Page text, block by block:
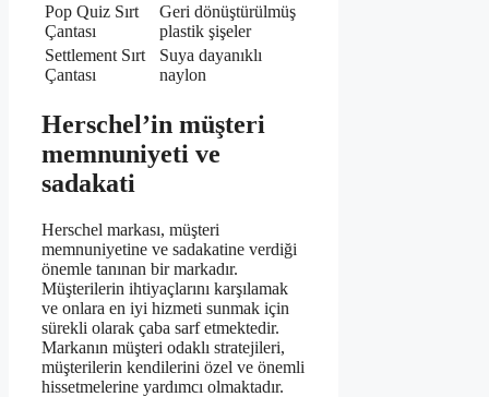
Pop Quiz Sırt
Çantası
Geri dönüştürülmüş
plastik şişeler
Settlement Sırt
Çantası
Suya dayanıklı
naylon
Herschel’in müşteri
memnuniyeti ve
sadakati
Herschel markası, müşteri
memnuniyetine ve sadakatine verdiği
önemle tanınan bir markadır.
Müşterilerin ihtiyaçlarını karşılamak
ve onlara en iyi hizmeti sunmak için
sürekli olarak çaba sarf etmektedir.
Markanın müşteri odaklı stratejileri,
müşterilerin kendilerini özel ve önemli
hissetmelerine yardımcı olmaktadır.